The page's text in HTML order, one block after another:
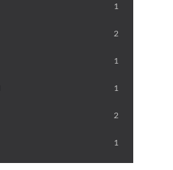
1
2
1
1
2
1